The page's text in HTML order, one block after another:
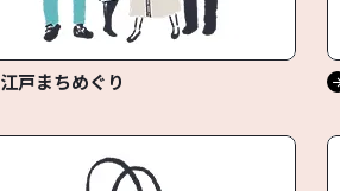
江戸まちめぐり